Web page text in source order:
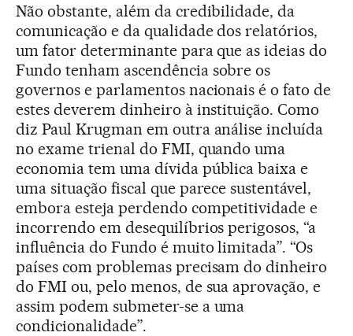
Não obstante, além da credibilidade, da
comunicação e da qualidade dos relatórios,
um fator determinante para que as ideias do
Fundo tenham ascendência sobre os
governos e parlamentos nacionais é o fato de
estes deverem dinheiro à instituição. Como
diz Paul Krugman em outra análise incluída
no exame trienal do FMI, quando uma
economia tem uma dívida pública baixa e
uma situação fiscal que parece sustentável,
embora esteja perdendo competitividade e
incorrendo em desequilíbrios perigosos, “a
influência do Fundo é muito limitada”. “Os
países com problemas precisam do dinheiro
do FMI ou, pelo menos, de sua aprovação, e
assim podem submeter-se a uma
condicionalidade”.